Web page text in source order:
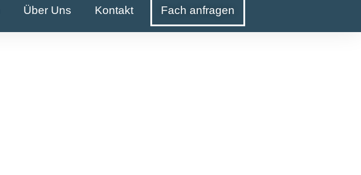
Über Uns Kontakt Fach anfragen